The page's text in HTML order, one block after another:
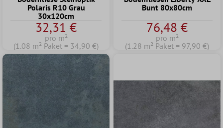
Polaris R10 Grau
30x120cm
32,31 €
pro m²
(1.08 m² Paket = 34,90 €)
Bunt 80x80cm
76,48 €
pro m²
(1.28 m² Paket = 97,90 €)